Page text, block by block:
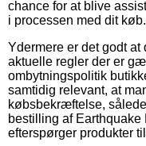
chance for at blive
i processen med dit køb.
Ydermere er det godt
aktuelle regler der er
ombytningspolitik
samtidig relevant, at
købsbekræftelse,
bestilling af
efterspørger produkter